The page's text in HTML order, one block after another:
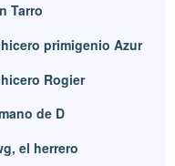
Tarro
primigenio Azur
Rogier
de D
el herrero